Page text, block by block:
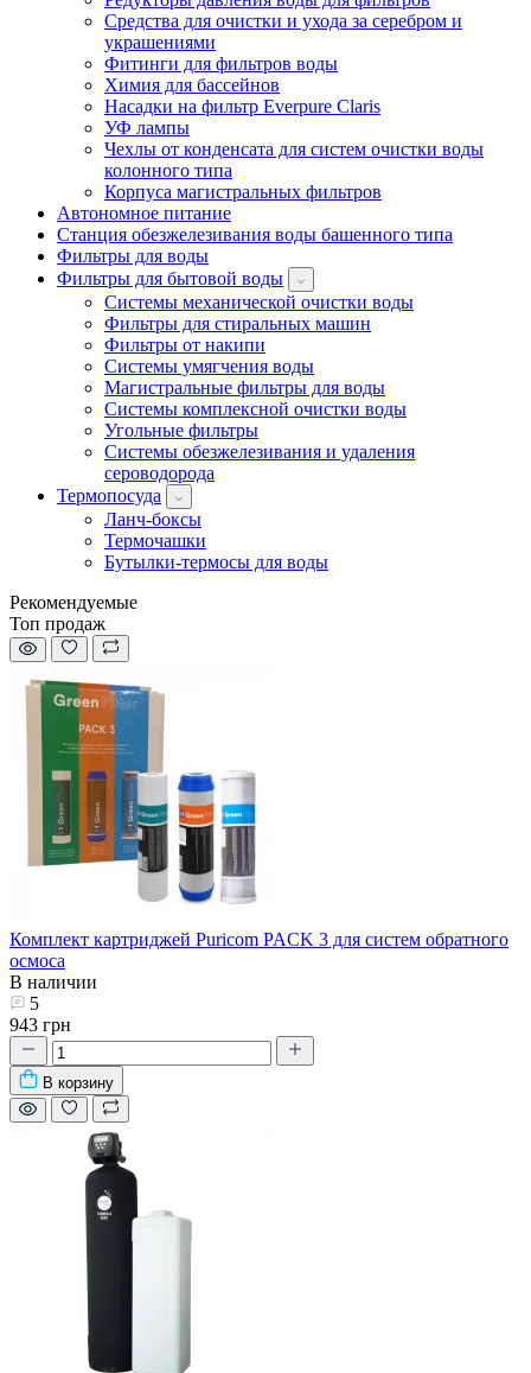
Средства для очистки и ухода за серебром и
украшениями
Фитинги для фильтров воды
Химия для бассейнов
Насадки на фильтр Everpure Claris
УФ лампы
Чехлы от конденсата для систем очистки воды
колонного типа
Корпуса магистральных фильтров
Автономное питание
Станция обезжелезивания воды башенного типа
Фильтры для воды
Фильтры для бытовой воды
Системы механической очистки воды
Фильтры для стиральных машин
Фильтры от накипи
Системы умягчения воды
Магистральные фильтры для воды
Системы комплексной очистки воды
Угольные фильтры
Системы обезжелезивания и удаления
сероводорода
Термопосуда
Ланч-боксы
Термочашки
Бутылки-термосы для воды
Рекомендуемые
Топ продаж
Комплект картриджей Puricom PACK 3 для систем обратного
осмоса
В наличии
5
943 грн
В корзину